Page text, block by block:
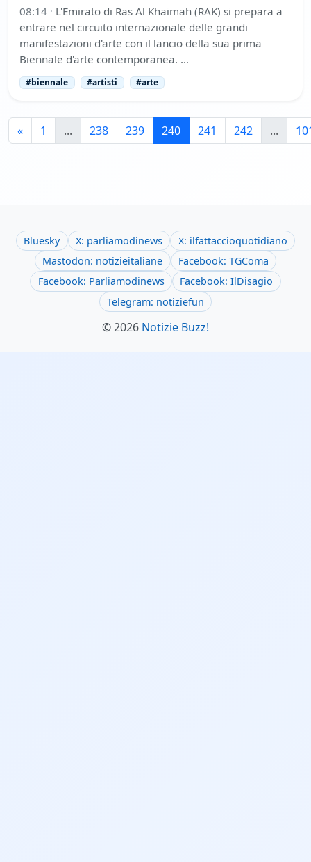
08:14 · L'Emirato di Ras Al Khaimah (RAK) si prepara a
entrare nel circuito internazionale delle grandi
manifestazioni d'arte con il lancio della sua prima
Biennale d'arte contemporanea. …
#biennale #artisti #arte
« 1 ... 238 239 240 241 242 ...
Bluesky X: parliamodinews
X: ilfattaccioquotidiano
Mastodon: notizieitaliane
Facebook: TGComa
Facebook: Parliamodinews
Facebook: IlDisagio
Telegram: notiziefun
© 2026 Notizie Buzz!